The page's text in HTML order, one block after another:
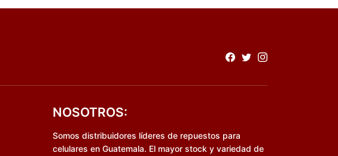
NOSOTROS:
Somos distribuidores líderes de repuestos para
celulares en Guatemala. El mayor stock y variedad de